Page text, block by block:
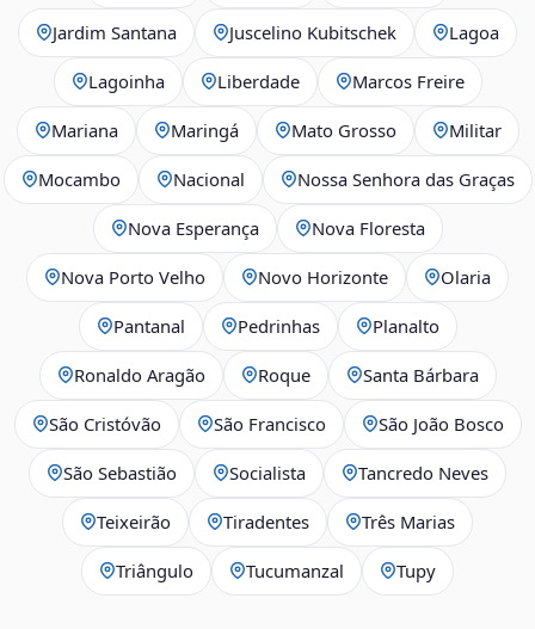
Jardim Santana Juscelino Kubitschek Lagoa
Lagoinha Liberdade Marcos Freire
Mariana Maringá Mato Grosso Militar
Mocambo Nacional Nossa Senhora das Graças
Nova Esperança Nova Floresta
Nova Porto Velho Novo Horizonte Olaria
Pantanal Pedrinhas Planalto
Ronaldo Aragão Roque Santa Bárbara
São Cristóvão São Francisco São João Bosco
São Sebastião Socialista Tancredo Neves
Teixeirão Tiradentes Três Marias
Triângulo Tucumanzal Tupy